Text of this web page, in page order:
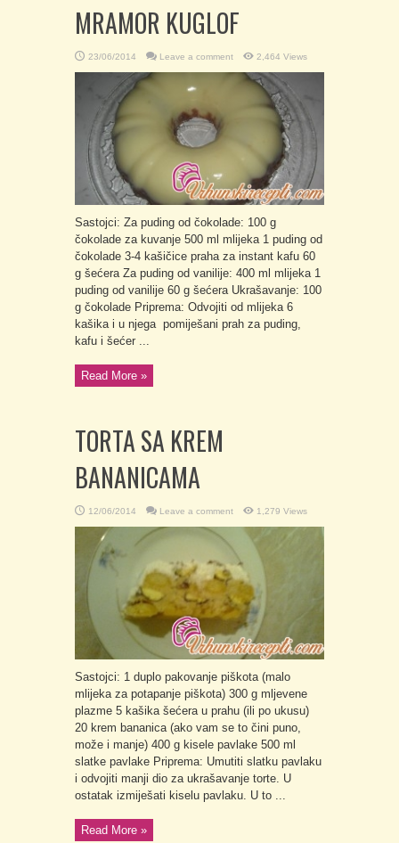
MRAMOR KUGLOF
23/06/2014 Leave a comment 2,464 Views
Sastojci: Za puding od čokolade: 100 g
čokolade za kuvanje 500 ml mlijeka 1 puding od
čokolade 3-4 kašičice praha za instant kafu 60
g šećera Za puding od vanilije: 400 ml mlijeka 1
puding od vanilije 60 g šećera Ukrašavanje: 100
g čokolade Priprema: Odvojiti od mlijeka 6
kašika i u njega pomiješani prah za puding,
kafu i šećer ...
Read More »
TORTA SA KREM
BANANICAMA
12/06/2014 Leave a comment 1,279 Views
Sastojci: 1 duplo pakovanje piškota (malo
mlijeka za potapanje piškota) 300 g mljevene
plazme 5 kašika šećera u prahu (ili po ukusu)
20 krem bananica (ako vam se to čini puno,
može i manje) 400 g kisele pavlake 500 ml
slatke pavlake Priprema: Umutiti slatku pavlaku
i odvojiti manji dio za ukrašavanje torte. U
ostatak izmiješati kiselu pavlaku. U to ...
Read More »